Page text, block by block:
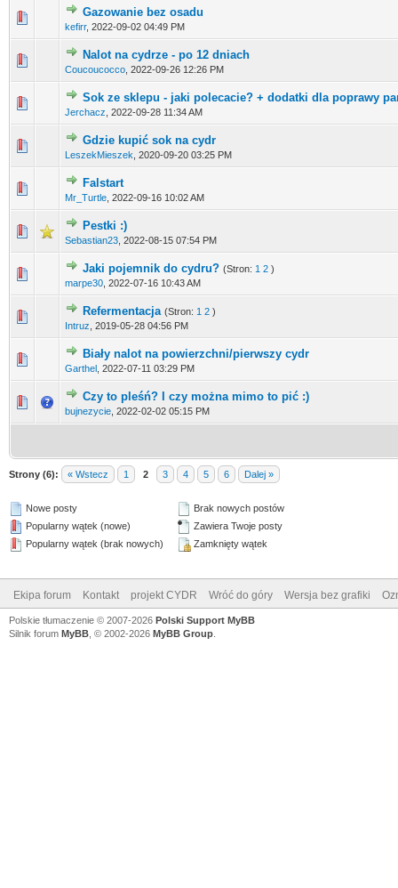
Gazowanie bez osadu
kefirr, 2022-09-02 04:49 PM
Nalot na cydrze - po 12 dniach
Coucoucocco 2022-09-26 12:26 PM
Sok ze sklepu - jaki polecacie? + dodatki dla poprawy
Jerchacz 2022-09-28 11:34 AM
Gdzie kupić sok na cydr
LeszekMieszek 2020-09-20 03:25 PM
Falstart
Mr_Turtle 2022-09-16 10:02 AM
Pestki :)
Sebastian23 2022-08-15 07:54 PM
Jaki pojemnik do cydru? (Stron: 1 2 )
marpe30 2022-07-16 10:43 AM
Refermentacja (Stron: 1 2 )
Intruz 2019-05-28 04:56 PM
Biały nalot na powierzchni/pierwszy cydr
Garthel 2022-07-11 03:29 PM
Czy to pleśń? I czy można mimo to pić :)
bujnezycie 2022-02-02 05:15 PM
Strony (6): « Wstecz 1 2 3 4 5 6 Dalej »
Nowe posty
Popularny wątek (nowe)
Popularny wątek (brak nowych)
Brak nowych postów
Zawiera Twoje posty
Zamknięty wątek
Ekipa forum Kontakt projekt CYDR Wróć do góry Wersja bez grafiki
Polskie tłumaczenie © 2007-2026 Polski Support MyBB
Silnik forum MyBB , © 2002-2026 MyBB Group